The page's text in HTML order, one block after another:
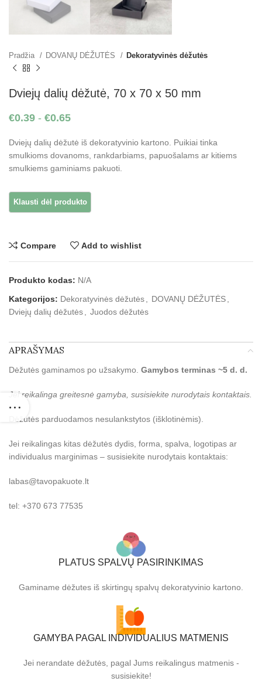
Pradžia DOVANŲ DĖŽUTĖS Dekoratyvinės dėžutės
Dviejų dalių dėžutė, 70 x 70 x 50 mm
€0.39 - €0.65
Dviejų dalių dėžutė iš dekoratyvinio kartono. Puikiai tinka
smulkioms dovanoms, rankdarbiams, papuošalams ar kitiems
smulkiems gaminiams pakuoti.
Compare Add to wishlist
Produkto kodas: N/A
Kategorijos: Dekoratyvinės dėžutės DOVANŲ DĖŽUTĖS
Dviejų dalių dėžutės
Juodos dėžutės
APRAŠYMAS
Dėžutės gaminamos po užsakymo. Gamybos terminas ~5 d. d.
Jei reikalinga greitesnė gamyba, susisiekite nurodytais kontaktais.
Dėžutės parduodamos nesulankstytos (išklotinėmis).
Jei reikalingas kitas dėžutės dydis, forma, spalva, logotipas ar
individualus marginimas – susisiekite nurodytais kontaktais:
labas@tavopakuote.lt
tel: +370 673 77535
PLATUS SPALVŲ PASIRINKIMAS
Gaminame dėžutes iš skirtingų spalvų dekoratyvinio kartono.
GAMYBA PAGAL INDIVIDUALIUS MATMENIS
Jei nerandate dėžutės, pagal Jums reikalingus matmenis -
susisiekite!